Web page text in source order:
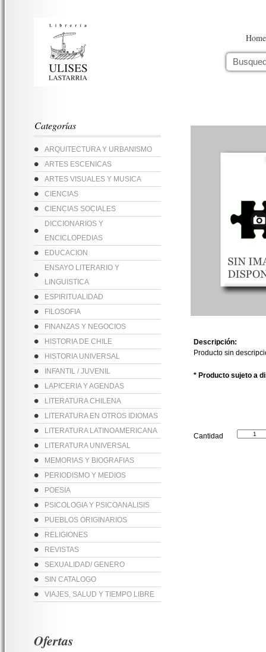
Home
Categorías
ARQUITECTURA Y URBANISMO
ARTES ESCENICAS
ARTES VISUALES Y MUSICA
CIENCIAS
CIENCIAS SOCIALES
DICCIONARIOS Y
ENCICLOPEDIAS
EDUCACION
ENSAYO LITERARIO Y
LINGUISTICA
ESPIRITUALIDAD
FILOSOFIA
FINANZAS Y NEGOCIOS
HISTORIA DE CHILE
HISTORIA UNIVERSAL
INFANTIL / JUVENIL
LAPICERIA Y AGENDAS
LITERATURA CHILENA
LITERATURA EN OTROS IDIOMAS
LITERATURA LATINOAMERICANA
LITERATURA UNIVERSAL
MEMORIAS Y BIOGRAFIAS
PERIODISMO Y MEDIOS
POESIA
PSICOLOGIA Y PSICOANALISIS
PUEBLOS ORIGINARIOS
RELIGIONES
REVISTAS
SEXUALIDAD/ GENERO
SIN CATALOGO
VIAJES, SALUD Y TIEMPO LIBRE
Descripción:
Producto sin
* Producto sujeto a
Cantidad
Ofertas